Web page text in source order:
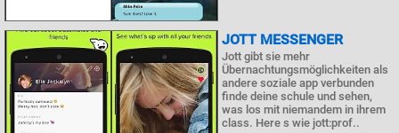
JOTT MESSENGER
Jott gibt sie mehr
Übernachtungsmöglichkeiten als
andere soziale app verbunden
finde deine schule und sehen,
was los mit niemandem in ihrem
class. Here s wie jott:prof..